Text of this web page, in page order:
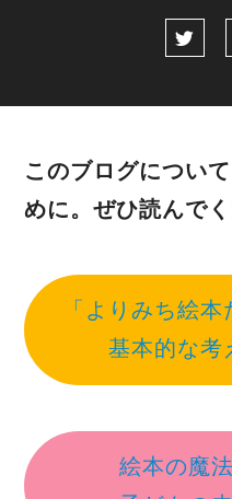
このブログについ
めに。ぜひ読んでく
「よりみち絵
基本的な考
絵本の魔